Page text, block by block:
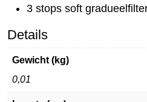
3 stops soft
Details
Gewicht (kg)
0,01